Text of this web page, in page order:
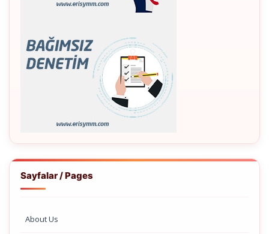
Sayfalar / Pages
About Us